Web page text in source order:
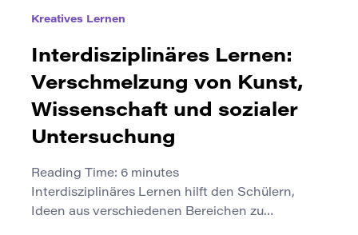
Festivals, Dialekten, Architektur, Musik, Sport,
öffentlichen Räumen und […]
Kreatives Lernen
Interdisziplinäres Lernen:
Verschmelzung von Kunst,
Wissenschaft und sozialer
Untersuchung
Reading Time: 6 minutes
Interdisziplinäres Lernen hilft den Schülern,
Ideen aus verschiedenen Bereichen zu